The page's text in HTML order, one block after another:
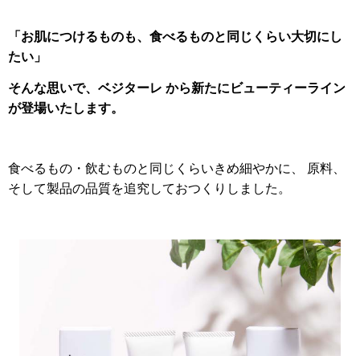
「お肌につけるものも、食べるものと同じくらい大切にし
たい」
そんな思いで、ベジターレ から新たにビューティーライン
が登場いたします。
食べるもの・飲むものと同じくらいきめ細やかに、 原料、
そして製品の品質を追究しておつくりしました。